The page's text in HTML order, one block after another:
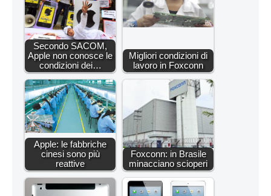
Secondo SACOM,
Apple non conosce le
condizioni dei…
Migliori condizioni di
lavoro in Foxconn
Apple: le fabbriche
cinesi sono più
reattive
Foxconn: in Brasile
minacciano scioperi